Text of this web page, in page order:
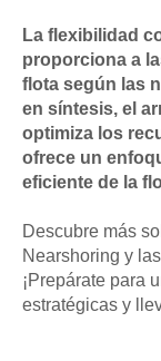
La flexibilidad
proporciona a
flota según las
en síntesis, el
optimiza los
ofrece un
eficiente de la
Descubre más
Nearshoring y
¡Prepárate para
estratégicas y